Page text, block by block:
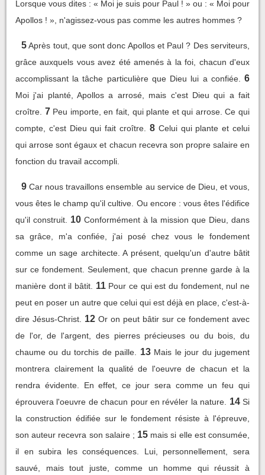
Lorsque vous dites : « Moi je suis pour Paul ! » ou : « Moi pour
Apollos ! », n'agissez-vous pas comme les autres hommes ?
5 Après tout, que sont donc Apollos et Paul ? Des serviteurs,
grâce auxquels vous avez été amenés à la foi, chacun d'eux
accomplissant la tâche particulière que Dieu lui a confiée.
6
Moi j'ai planté, Apollos a arrosé, mais c'est Dieu qui a fait
croître. 7 Peu importe, en fait, qui plante et qui arrose. Ce qui
compte, c'est Dieu qui fait croître.
8 Celui qui plante et celui
qui arrose sont égaux et chacun recevra son propre salaire en
fonction du travail accompli.
9 Car nous travaillons ensemble au service de Dieu, et vous,
vous êtes le champ qu'il cultive. Ou encore : vous êtes l'édifice
qu'il construit.
10 Conformément à la mission que Dieu, dans
sa grâce, m'a confiée, j'ai posé chez vous le fondement
comme un sage architecte. A présent, quelqu'un d'autre bâtit
sur ce fondement. Seulement, que chacun prenne garde à la
manière dont il bâtit.
11 Pour ce qui est du fondement, nul ne
peut en poser un autre que celui qui est déjà en place, c'est-à-
dire Jésus-Christ.
12 Or on peut bâtir sur ce fondement avec
de l'or, de l'argent, des pierres précieuses ou du bois, du
chaume ou du torchis de paille.
13 Mais le jour du jugement
montrera clairement la qualité de l'oeuvre de chacun et la
rendra évidente. En effet, ce jour sera comme un feu qui
éprouvera l'oeuvre de chacun pour en révéler la nature.
14 Si
la construction édifiée sur le fondement résiste à l'épreuve,
son auteur recevra son salaire ; 15 mais si elle est consumée,
il en subira les conséquences. Lui, personnellement, sera
sauvé, mais tout juste, comme un homme qui réussit à